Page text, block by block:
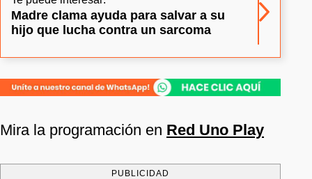
Madre clama ayuda para salvar a su
hijo que lucha contra un sarcoma
Mira la programación en Red Uno Play
PUBLICIDAD